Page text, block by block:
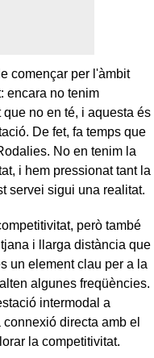
començar per l'àmbit
encara no tenim
no en té, i aquesta és
De fet, fa temps que
No en tenim la
i hem pressionat tant la
servei sigui una realitat.
però també
i llarga distància que
un element clau per a la
algunes freqüències.
intermodal a
directa amb el
la competitivitat.